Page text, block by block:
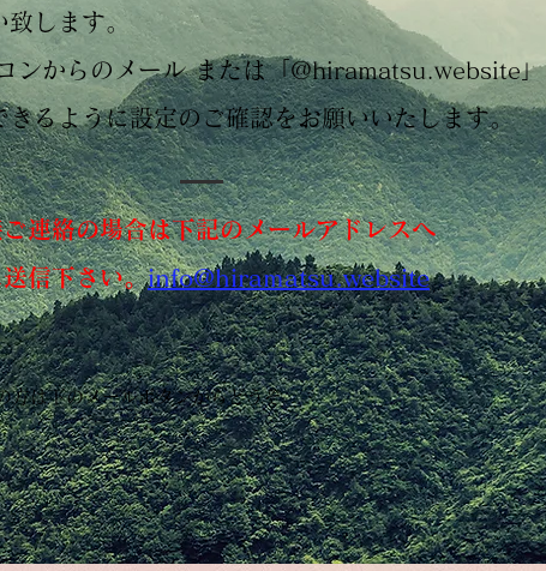
します。
ンからのメール または「@hiramatsu.website」
きるように設定のご確認をお願いいたします。
連絡の場合は下記のメールアドレスへ
信下さい。info@hiramatsu.website
方は下のメールボタンからどうぞ